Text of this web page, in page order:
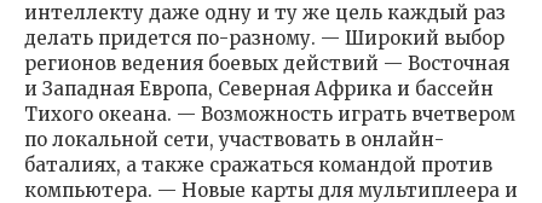
интеллекту даже одну и ту же цель каждый раз
делать придется по-разному. — Широкий выбор
регионов ведения боевых действий — Восточная
и Западная Европа, Северная Африка и бассейн
Тихого океана. — Возможность играть вчетвером
по локальной сети, участвовать в онлайн-
баталиях, а также сражаться командой против
компьютера. — Новые карты для мультиплеера и